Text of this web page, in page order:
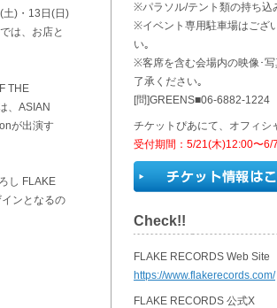
土)・13日(日)
は、お店と
THE
、ASIAN
が出演す
し FLAKE
ンとなるの
※パラソル/テント類の持ち込
※イベント専用駐車場はござ
い｡
※客席を含む会場内の映像･
了承ください｡
[問]GREENS■06-6882-1224
チケットぴあにて、オフィシ
受付期間：5/21(木)12:00〜6/
Check!!
FLAKE RECORDS Web Site
https://www.flakerecords.com/
FLAKE RECORDS 公式X